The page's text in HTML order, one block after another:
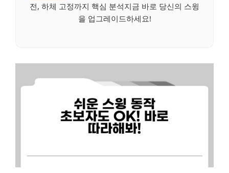
전, 하체 고정까지 핵심 분석지금 바로 당신의 스윙
을 업그레이드하세요!